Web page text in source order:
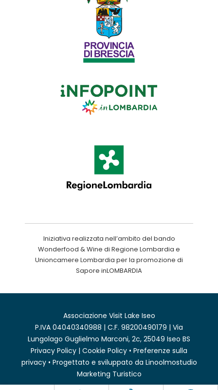
Iniziativa realizzata nell’ambito del bando
Wonderfood & Wine di Regione Lombardia e
Unioncamere Lombardia per la promozione di
Sapore inLOMBARDIA
Associazione Visit Lake Iseo
P.IVA 04040340988 | C.F. 98200490179 | Via
Lungolago Guglielmo Marconi, 2c, 25049 Iseo BS
Privacy Policy | Cookie Policy • Preferenze sulla
privacy• Progettato e sviluppato da Linoolmostudio
Marketing Turistico